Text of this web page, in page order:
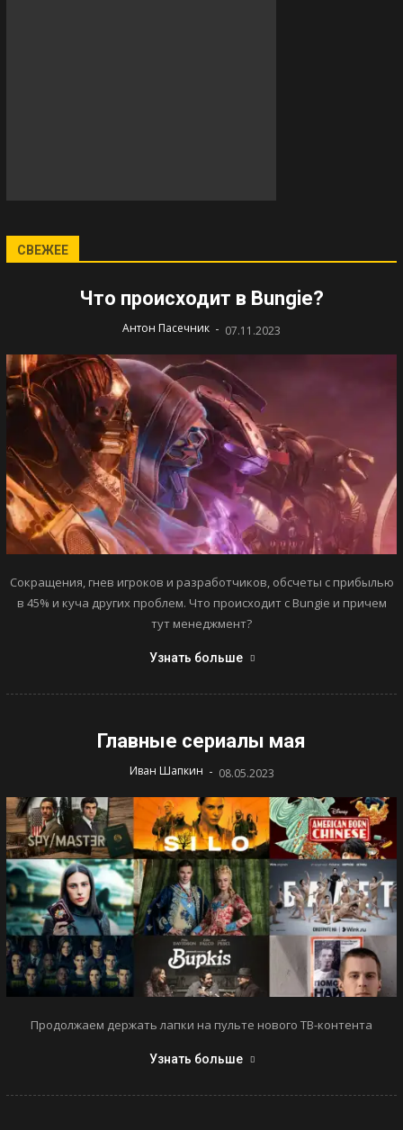
СВЕЖЕЕ
Что происходит в Bungie?
Антон Пасечник - 07.11.2023
Сокращения, гнев игроков и разработчиков, обсчеты с прибылью
в 45% и куча других проблем. Что происходит с Bungie и причем
тут менеджмент?
Узнать больше
Главные сериалы мая
Иван Шапкин - 08.05.2023
Продолжаем держать лапки на пульте нового ТВ-контента
Узнать больше